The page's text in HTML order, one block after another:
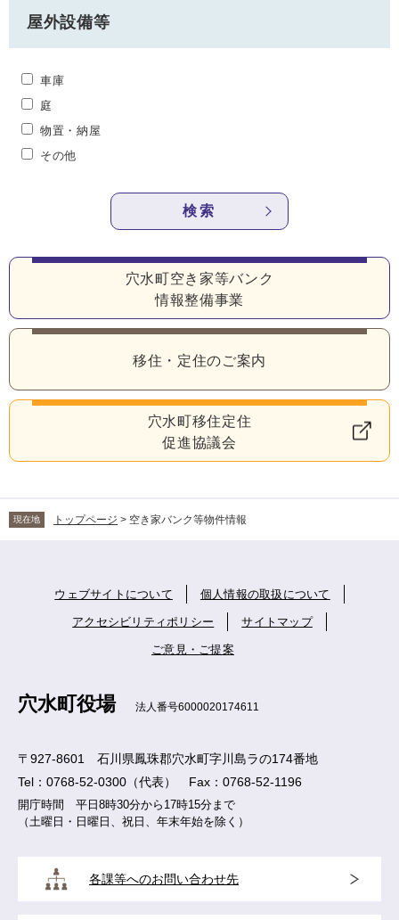
屋外設備等
車庫
庭
物置・納屋
その他
検索
穴水町空き家等バンク
情報整備事業
移住・定住のご案内
穴水町移住定住
促進協議会
現在地 トップページ > 空き家バンク等物件情報
ウェブサイトについて 個人情報の取扱について
アクセシビリティポリシー サイトマップ
ご意見・ご提案
穴水町役場 法人番号6000020174611
〒927-8601 石川県鳳珠郡穴水町字川島ラの174番地
Tel：0768-52-0300（代表） Fax：0768-52-1196
開庁時間 平日8時30分から17時15分まで
（土曜日・日曜日、祝日、年末年始を除く）
各課等へのお問い合わせ先